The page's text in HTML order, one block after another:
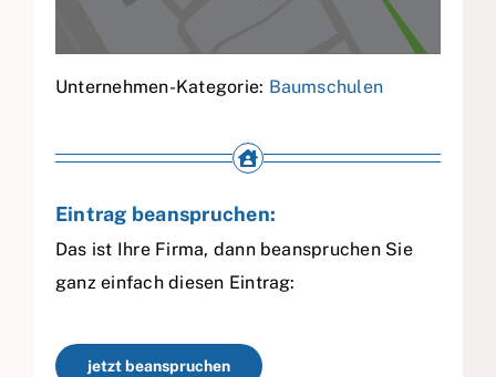
Unternehmen-Kategorie: Baumschulen
Eintrag beanspruchen:
Das ist Ihre Firma, dann beanspruchen Sie
ganz einfach diesen Eintrag:
jetzt beanspruchen